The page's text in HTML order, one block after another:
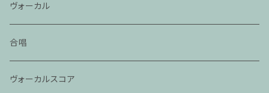
ヴォーカル
合唱
ヴォーカルスコア